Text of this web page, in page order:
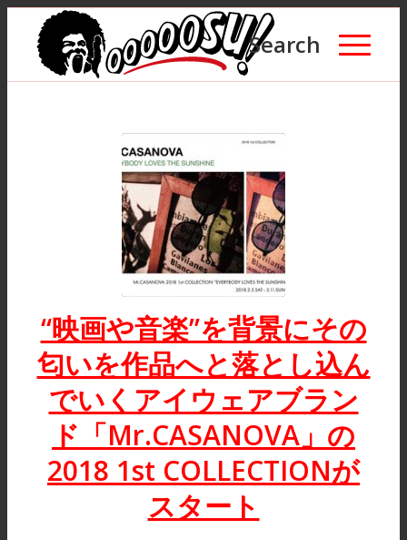
Search
“映画や音楽”を背景にその
匂いを作品へと落とし込ん
でいくアイウェアブラン
ド「Mr.CASANOVA」の
2018 1st COLLECTIONが
スタート